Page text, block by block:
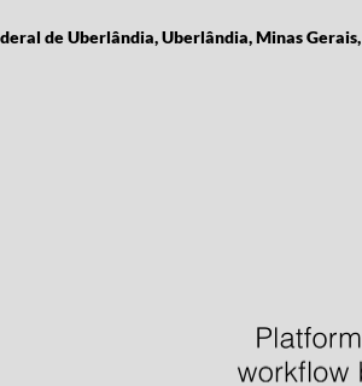
de Uberlândia, Uberlândia, Minas Gerais,